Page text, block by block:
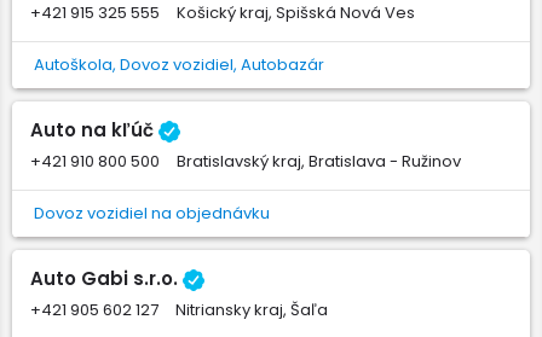
+421 915 325 555 Košický kraj, Spišská Nová Ves
Autoškola, Dovoz vozidiel, Autobazár
Auto na kľúč
+421 910 800 500 Bratislavský kraj, Bratislava - Ružinov
Dovoz vozidiel na objednávku
Auto Gabi s.r.o.
+421 905 602 127 Nitriansky kraj, Šaľa